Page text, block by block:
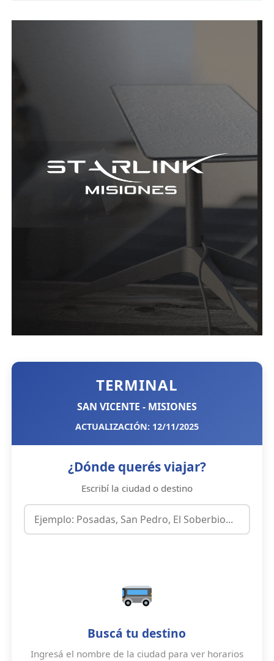
TERMINAL
SAN VICENTE - MISIONES
ACTUALIZACIÓN: 12/11/2025
¿Dónde querés viajar?
Escribí la ciudad o destino
Buscá tu destino
Ingresá el nombre de la ciudad para ver horarios